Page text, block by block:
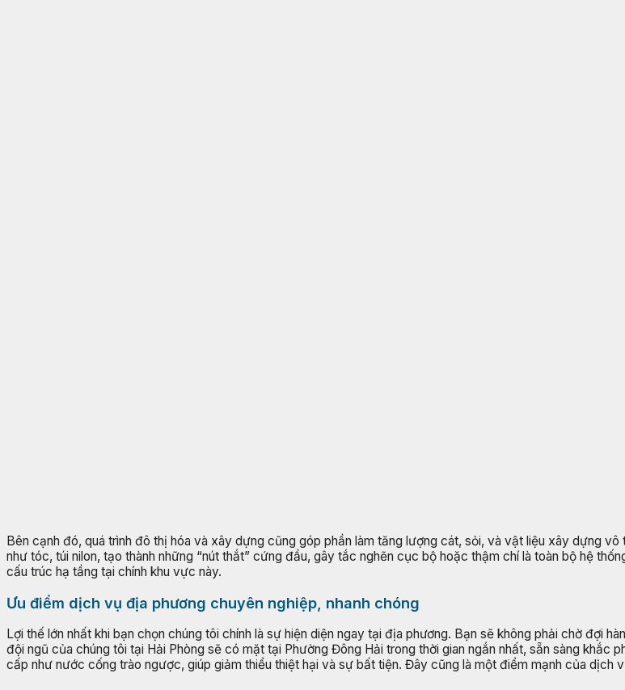
Bên cạnh đó, quá trình đô thị hóa và xây dựng cũng góp phần làm tăng lượng cát, sỏi, và vật liệu xây dựng
như tóc, túi nilon, tạo thành những “nút thắt” cứng đầu, gây tắc nghẽn cục bộ hoặc thậm chí là toàn bộ hệ
cấu trúc hạ tầng tại chính khu vực này.
Ưu điểm dịch vụ địa phương chuyên nghiệp, nhanh chóng
Lợi thế lớn nhất khi bạn chọn chúng tôi chính là sự hiện diện ngay tại địa phương. Bạn sẽ không phải chờ đợi
đội ngũ của chúng tôi tại Hải Phòng sẽ có mặt tại Phường Đông Hải trong thời gian ngắn nhất, sẵn sàng
cấp như nước cống trào ngược, giúp giảm thiểu thiệt hại và sự bất tiện. Đây cũng là một điểm mạnh của dịch